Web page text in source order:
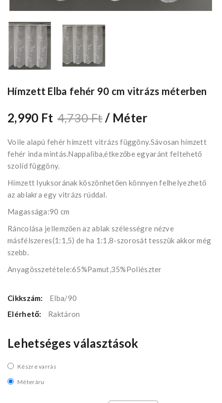
Hímzett Elba fehér 90 cm vitrázs méterben
2,990 Ft 4,730 Ft/ Méter
Voile alapú fehér hímzett vitrázs függöny.Sávosan hímzett
fehér inda mintás.Nappaliba,étkezőbe egyaránt feltehető
szolíd függöny.
Hímzett lyuksorának köszönhetően könnyen felhelyezhető
az ablakra egy vitrázs rúddal.
Magassága:90 cm
Ráncolása jellemzően az ablak szélességre nézve
másfélszeres(1:1,5) de ha 1:1,8-szorosát tesszük akkor még
szebb.
Anyagösszetétele:65%Pamut,35%Poliészter
Cikkszám:
Elba/90
Elérhető:
Raktáron
Lehetséges választások
Készre varrás
Méteráru